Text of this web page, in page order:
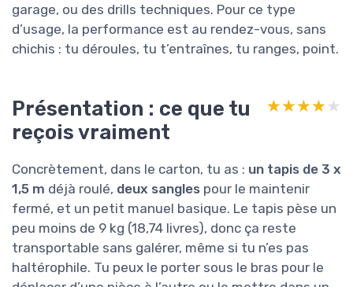
garage, ou des drills techniques. Pour ce type
d’usage, la performance est au rendez-vous, sans
chichis : tu déroules, tu t’entraînes, tu ranges, point.
Présentation : ce que tu
reçois vraiment
★★★★★
★★★★★
Concrètement, dans le carton, tu as : un tapis de 3 x
1,5 m déjà roulé, deux sangles pour le maintenir
fermé, et un petit manuel basique. Le tapis pèse un
peu moins de 9 kg (18,74 livres), donc ça reste
transportable sans galérer, même si tu n’es pas
haltérophile. Tu peux le porter sous le bras pour le